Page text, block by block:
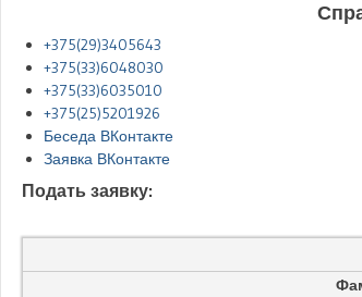
+375(29)3405643
+375(33)6048030
+375(33)6035010
+375(25)5201926
Беседа ВКонтакте
Заявка ВКонтакте
Подать заявку: